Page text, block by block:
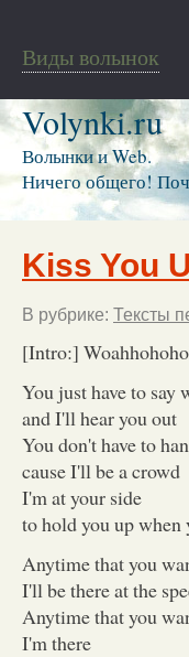
Виды волынок
Volynki.ru
Волынки и Web.
Ничего общего!
Kiss You
В рубрике: Тексты
[Intro:]
You just have to say
and I'll hear you out
You don't have to
cause I'll be a crowd
I'm at your side
to hold you up when
Anytime that you
I'll be there at the
Anytime that you
I'm there